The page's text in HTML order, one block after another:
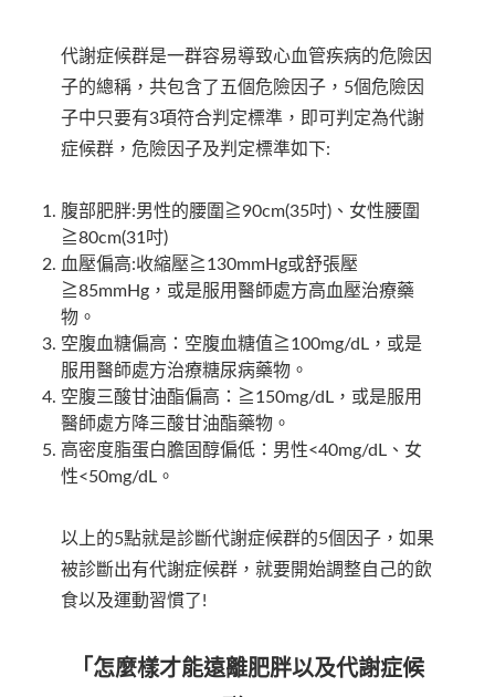
代謝症候群是一群容易導致心血管疾病的危險因
子的總稱，共包含了五個危險因子，5個危險因
子中只要有3項符合判定標準，即可判定為代謝
症候群，危險因子及判定標準如下:
腹部肥胖:男性的腰圍≧90cm(35吋)、女性腰圍
≧80cm(31吋)
血壓偏高:收縮壓≧130mmHg或舒張壓
≧85mmHg，或是服用醫師處方高血壓治療藥
物。
空腹血糖偏高：空腹血糖值≧100mg/dL，或是
服用醫師處方治療糖尿病藥物。
空腹三酸甘油酯偏高：≧150mg/dL，或是服用
醫師處方降三酸甘油酯藥物。
高密度脂蛋白膽固醇偏低：男性<40mg/dL、女
性<50mg/dL。
以上的5點就是診斷代謝症候群的5個因子，如果
被診斷出有代謝症候群，就要開始調整自己的飲
食以及運動習慣了!
「怎麼樣才能遠離肥胖以及代謝症候